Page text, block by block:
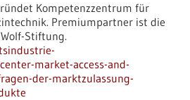
Kompetenzzentrum für
Premiumpartner ist die
Stiftung.
market-access-and-
der-marktzulassung-